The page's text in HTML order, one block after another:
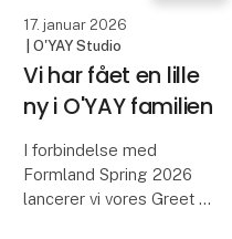
17. januar 2026
| O'YAY Studio
Vi har fået en lille
ny i O'YAY familien
I forbindelse med
Formland Spring 2026
lancerer vi vores Greet &